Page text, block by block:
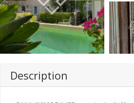
Description